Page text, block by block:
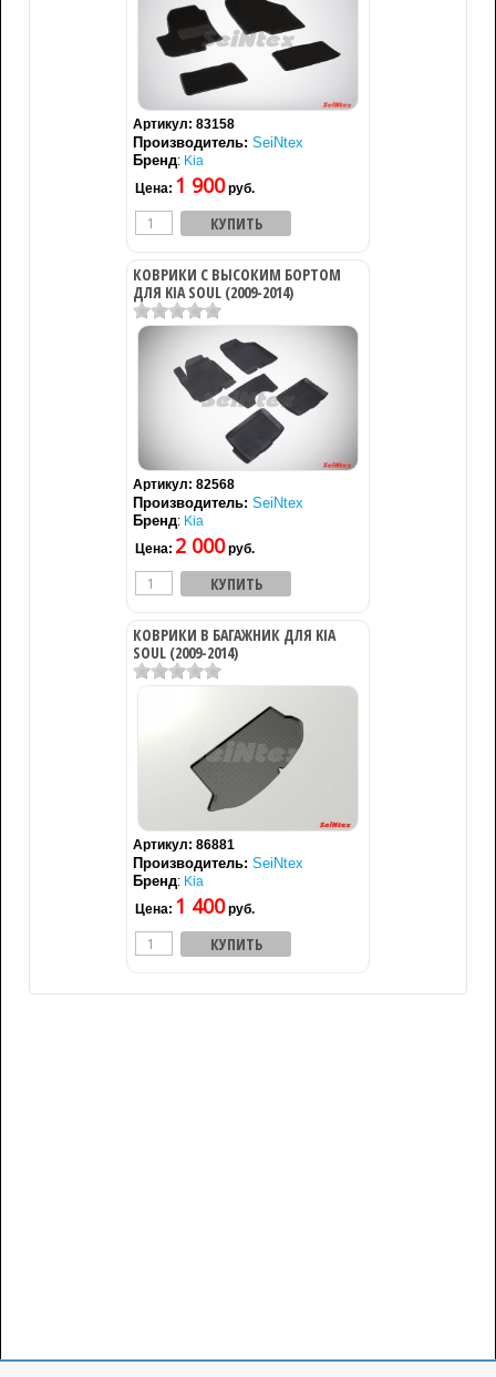
Артикул: 83158
Производитель: SeiNtex
Бренд: Kia
Цена: 1 900руб.
КОВРИКИ С ВЫСОКИМ БОРТОМ
ДЛЯ KIA SOUL (2009-2014)
Артикул: 82568
Производитель: SeiNtex
Бренд: Kia
Цена: 2 000руб.
КОВРИКИ В БАГАЖНИК ДЛЯ KIA
SOUL (2009-2014)
Артикул: 86881
Производитель: SeiNtex
Бренд: Kia
Цена: 1 400руб.